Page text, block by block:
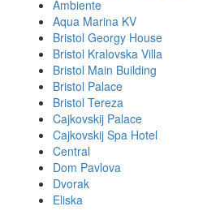
Ambiente
Aqua Marina KV
Bristol Georgy House
Bristol Kralovska Villa
Bristol Main Building
Bristol Palace
Bristol Tereza
Cajkovskij Palace
Cajkovskij Spa Hotel
Central
Dom Pavlova
Dvorak
Eliska